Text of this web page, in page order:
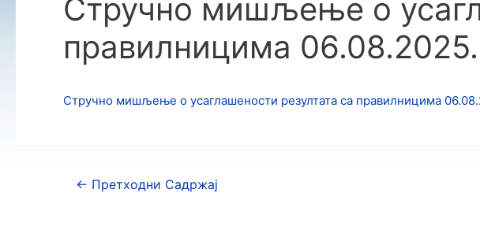
Стручно мишљење о
правилницима 06.08.2025.
Стручно мишљење о усаглашености резултата са правилницима
← Претходни Садржај